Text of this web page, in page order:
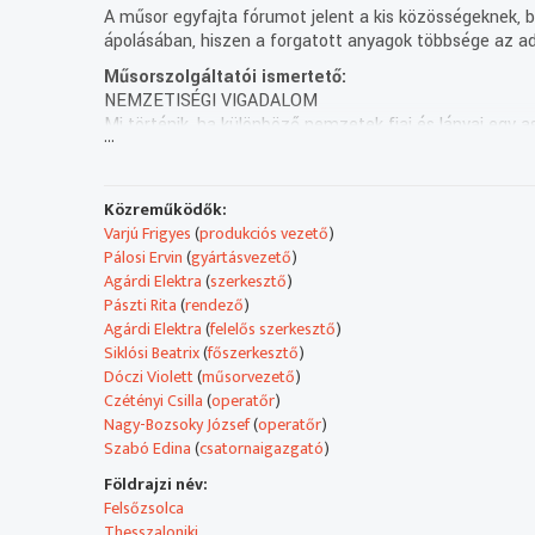
A műsor egyfajta fórumot jelent a kis
ápolásában, hiszen a forgatott anyagok többsége az
Műsorszolgáltatói ismertető:
NEMZETISÉGI VIGADALOM
Mi történik, ha különböző nemzetek fiai és lányai egy
megértik egymást?! Tudnak egy nyelvet beszélni?! A
- Fekete Madonna megkoronázása a Bazilikában
- Slawik Antall szoboravatás
A POLONIA és SZENT LÁSZLÓ NAPJA
Huszonnegyedik alkalommal rendezték meg a
magyarországi lengyelek védőszentje.
15 ÉVES A FELSŐZSOLCAI BOLGÁR ÖNKORMÁNYZAT
15 éves a Felsőzsolcai Bolgár Nemzetiségi
Felsőzsolcán élő bolgár családok rokonai. A jubileumi
Balkán táncegyüttes.
A TRIO FETA ORCHESTAR BUDAPESTEN
Május végén Budapesten, a Várkert Bazár színpadán
hagyományához nyúl vissza. Adásunkat a koncerten
Legközelebb két hét múlva, július 20-án várjuk Önöket.
...
Közreműködők:
Varjú Frigyes(produkciós vezető)
Pálosi Ervin(gyártásvezető)
Agárdi Elektra(szerkesztő)
Pászti Rita(rendező)
Agárdi Elektra(felelős szerkesztő)
Siklósi Beatrix(főszerkesztő)
Dóczi Violett(műsorvezető)
Czétényi Csilla(operatőr)
Nagy-Bozsoky József(operatőr)
Szabó Edina(csatornaigazgató)
Földrajzi név:
Felsőzsolca